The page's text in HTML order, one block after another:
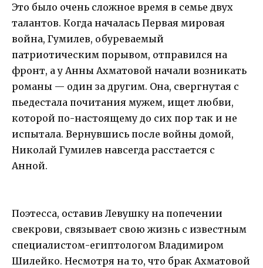
Это было очень сложное время в семье двух
талантов. Когда началась Первая мировая
война, Гумилев, обуреваемый
патриотическим порывом, отправился на
фронт, а у Анны Ахматовой начали возникать
романы — один за другим. Она, свергнутая с
пьедестала почитания мужем, ищет любви,
которой по-настоящему до сих пор так и не
испытала. Вернувшись после войны домой,
Николай Гумилев навсегда расстается с
Анной.
Поэтесса, оставив Левушку на попечении
свекрови, связывает свою жизнь с известным
специалистом-египтологом Владимиром
Шилейко. Несмотря на то, что брак Ахматовой